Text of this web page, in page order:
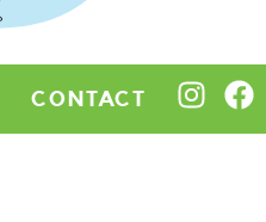
CONTACT